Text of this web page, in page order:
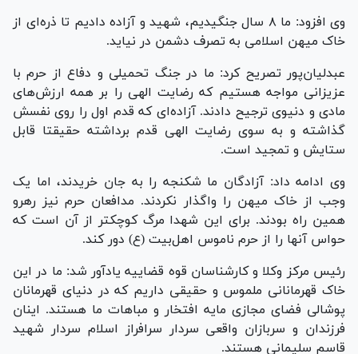
وی افزود: ما ۸ سال جنگیدیم، شهید و آزاده دادیم تا ذره‌ای از
خاک میهن اسلامی به تصرف دشمن در نیاید.
عبدلیان‌پور تصریح کرد: ما در جنگ تحمیلی و دفاع از حرم با
عزیزانی مواجه هستیم که رضایت الهی را بر همه ارزش‌های
مادی و دنیوی ترجیح دادند. آزاده‌ای که قدم اول را روی نفسش
گذاشته و به سوی رضایت الهی قدم برداشته حقیقتا قابل
ستایش و تمجید است.
وی ادامه داد: آزادگان ما شکنجه را به جان خریدند، اما یک
وجب از خاک میهن را واگذار نکردند. مدافعان حرم نیز رهرو
همین راه بودند. برای این شهدا مرگ کوچکتر از آن است که
حواس آنها را از حرم ناموس اهل‌بیت (ع) دور کند.
رئیس مرکز وکلا و کارشناسان قوه قضاییه یادآور شد: ما در این
خاک قهرمانانی ملموس و حقیقی داریم که در دنیای قهرمانان
پوشالی فضای مجازی مایه افتخار و مباهات ما هستند. اینان
فرزندان و سربازان واقعی سردار سرافراز اسلام سردار شهید
قاسم سلیمانی هستند.